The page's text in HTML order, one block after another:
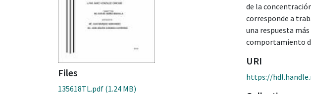
Files
135618TL.pdf (1.24 MB)
de la
corresponde a
una respuesta
comportamiento
URI
https://